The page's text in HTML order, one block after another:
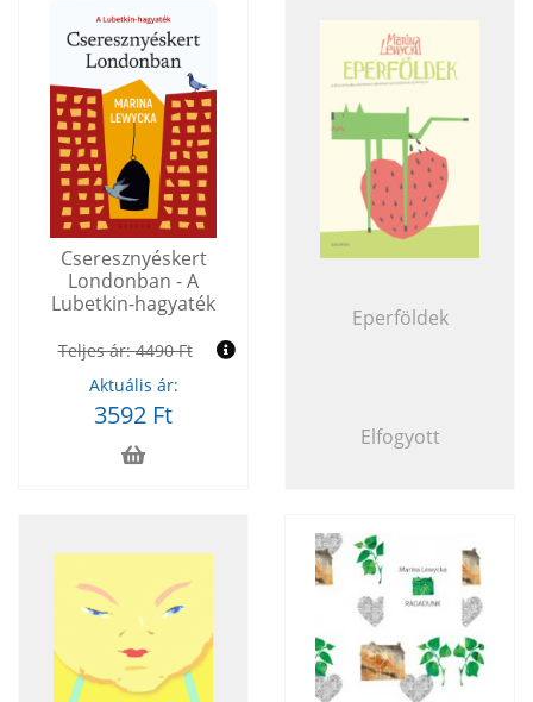
Cseresznyéskert
Londonban - A
Lubetkin-hagyaték
Teljes ár:4490 Ft
Aktuális ár:
3592 Ft
Eperföldek
Elfogyott